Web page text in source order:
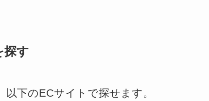
探す
以下のECサイトで探せます。